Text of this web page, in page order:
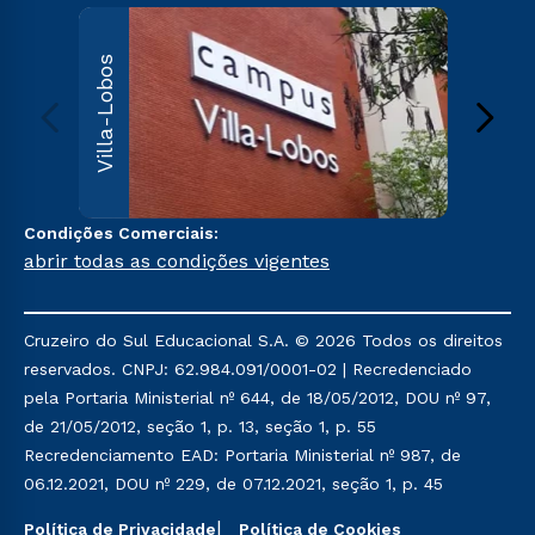
Villa-Lobos
Paulo,
Condições Comerciais:
abrir todas as condições vigentes
Cruzeiro do Sul Educacional S.A. © 2026 Todos os direitos
reservados. CNPJ: 62.984.091/0001-02 | Recredenciado
pela Portaria Ministerial nº 644, de 18/05/2012, DOU nº 97,
de 21/05/2012, seção 1, p. 13, seção 1, p. 55
Recredenciamento EAD: Portaria Ministerial nº 987, de
06.12.2021, DOU nº 229, de 07.12.2021, seção 1, p. 45
Política de Privacidade Política de Cookies